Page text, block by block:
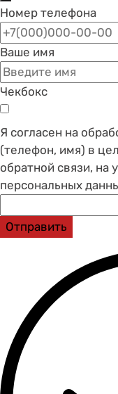
Номер телефона
Ваше имя
Чекбокс
Я согласен на
(телефон, имя) в
обратной связи, на
персональных
Отправить